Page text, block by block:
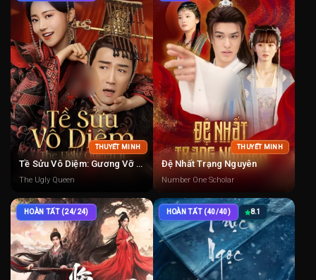
THUYẾT MINH
Tề Sửu Vô Diệm: Gương Vỡ Lại Lành
The Ugly Queen
THUYẾT MINH
Đệ Nhất Trạng Nguyên
Number One Scholar
HOÀN TẤT (24/24) HOÀN TẤT (40/40) 8.1